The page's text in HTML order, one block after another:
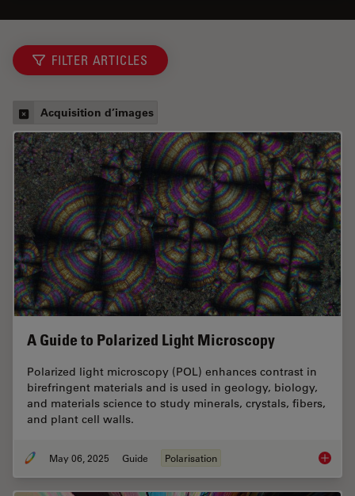
FILTER ARTICLES
Acquisition d’images
A Guide to Polarized Light Microscopy
Polarized light microscopy (POL) enhances contrast in
birefringent materials and is used in geology, biology,
and materials science to study minerals, crystals, fibers,
and plant cell walls.
May 06, 2025 Guide Polarisation A